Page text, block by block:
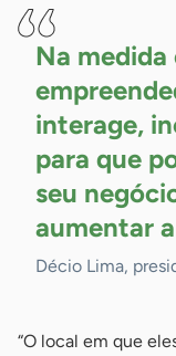
Na medida
interage,
para que
seu
aumentar
Décio Lima,
“O local em que